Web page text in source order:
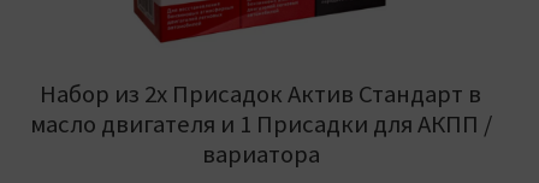
Набор из 2х Присадок Актив Стандарт в
масло двигателя и 1 Присадки для АКПП /
вариатора